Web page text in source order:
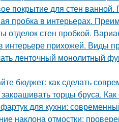
покрытие для стен
пробка в интерьерах.
отделок стен пробкой.
интерьере прихожей. Виды
ленточный монолитный
бюджет: как сделать
торцы бруса.
для кухни:
наклона отмостки: